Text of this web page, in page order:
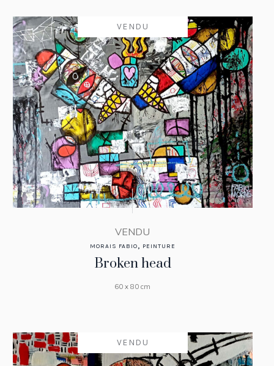
VENDU
VENDU
MORAIS FABIO, PEINTURE
Broken head
60 x 80 cm
VENDU